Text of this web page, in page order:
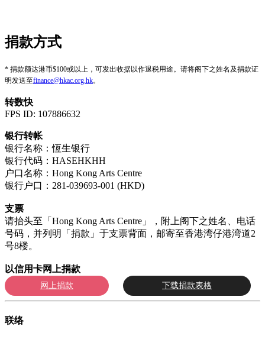
捐款方式
* 捐款额达港币$100或以上，可发出收据以作退税用途。请将阁下之姓名及捐款证
明发送至finance@hkac.org.hk。
转数快
FPS ID: 107886632
银行转帐
银行名称：恆生银行
银行代码：HASEHKHH
户口名称：Hong Kong Arts Centre
银行户口：281-039693-001 (HKD)
支票
请抬头至「Hong Kong Arts Centre」，附上阁下之姓名、电话
号码，并列明「捐款」于支票背面，邮寄至香港湾仔港湾道2
号8楼。
以信用卡网上捐款
网上捐款 下载捐款表格
联络